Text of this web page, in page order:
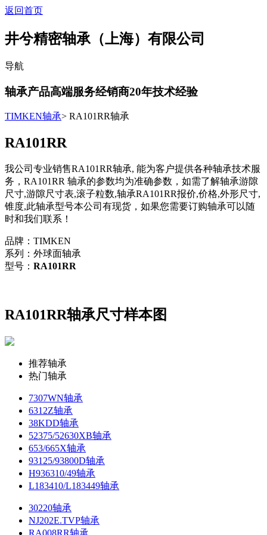
返回首页
井兮精密轴承（上海）有限公司
导航
轴承产品高端服务经销商20年技术经验
TIMKEN轴承> RA101RR轴承
RA101RR
我公司专业销售RA101RR轴承, 能为客户提供各种轴承技术服
务，RA101RR 轴承的参数均为准确参数，如需了解轴承游隙
尺寸,游隙尺寸表,滚子粒数,轴承RA101RR报价,价格,外形尺寸,
锥度,此轴承型号本公司有现货，如果您需要订购轴承可以随
时和我们联系！
品牌：TIMKEN
系列：外球面轴承
型号： RA101RR
RA101RR轴承尺寸样本图
推荐轴承
热门轴承
7307WN轴承
6312Z轴承
38KDD轴承
52375/52630XB轴承
653/665X轴承
93125/93800D轴承
H936310/49轴承
L183410/L183449轴承
30220轴承
NJ202E.TVP轴承
RA008RR轴承